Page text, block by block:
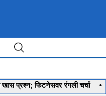
रंगली चर्चा • ‘मला